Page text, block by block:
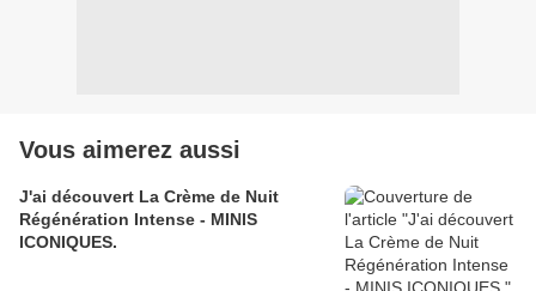
Vous aimerez aussi
J'ai découvert La Crème de Nuit
Régénération Intense - MINIS
ICONIQUES.